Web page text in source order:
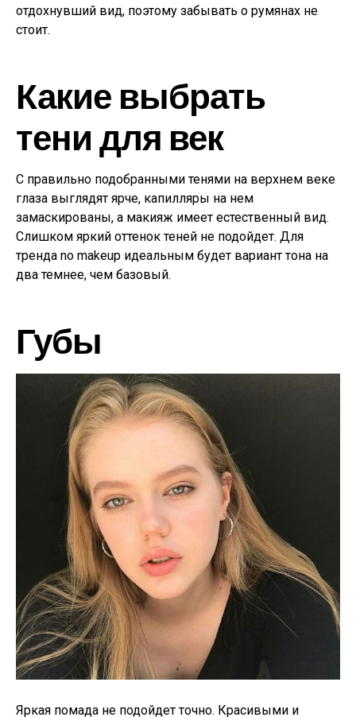
отдохнувший вид, поэтому забывать о румянах не
стоит.
Какие выбрать
тени для век
С правильно подобранными тенями на верхнем веке
глаза выглядят ярче, капилляры на нем
замаскированы, а макияж имеет естественный вид.
Слишком яркий оттенок теней не подойдет. Для
тренда no makeup идеальным будет вариант тона на
два темнее, чем базовый.
Губы
Яркая помада не подойдет точно. Красивыми и